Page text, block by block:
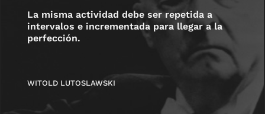
La misma actividad debe ser repetida a
intervalos e incrementada para llegar a la
perfección.
WITOLD LUTOSLAWSKI